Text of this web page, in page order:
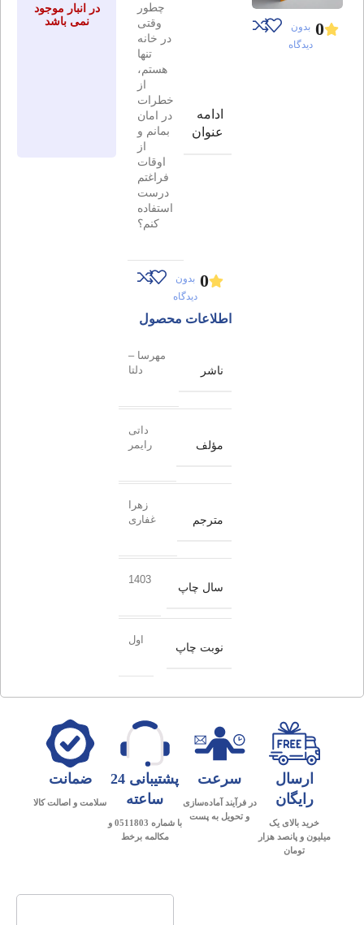
0 بدون
دیدگاه
ادامه
عنوان
چطور
وقتی
در خانه
تنها
هستم،
از
خطرات
در امان
بمانم و
از
اوقات
فراغتم
درست
استفاده
کنم؟
0 بدون
دیدگاه
اطلاعات محصول
ناشر
مهرسا –
دلتا
مؤلف
داتی
رایمر
مترجم
زهرا
غفاری
سال چاپ
1403
نوبت چاپ
اول
در انبار موجود
نمی باشد
ارسال
رایگان
خرید بالای یک
میلیون و پانصد هزار
تومان
سرعت
در فرآیند آماده‌سازی
و تحویل به پست
پشتیبانی 24
ساعته
با شماره 0511803 و
مکالمه برخط
ضمانت
سلامت و اصالت کالا